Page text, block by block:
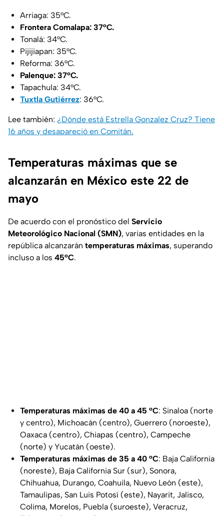
Arriaga: 35°C.
Frontera Comalapa: 37°C.
Tonalá: 34°C.
Pijijiapan: 35°C.
Reforma: 36°C.
Palenque: 37°C.
Tapachula: 34°C.
Tuxtla Gutiérrez: 36°C.
Lee también: ¿Dónde está Estrella Gonzalez Cruz? Tiene
16 años y desapareció en Comitán.
Temperaturas máximas que se
alcanzarán en México este 22 de
mayo
De acuerdo con el pronóstico del Servicio
Meteorológico Nacional (SMN), varias entidades en la
república alcanzarán temperaturas máximas, superando
incluso a los 45°C.
Temperaturas máximas de 40 a 45 °C: Sinaloa (norte
y centro), Michoacán (centro), Guerrero (noroeste),
Oaxaca (centro), Chiapas (centro), Campeche
(norte) y Yucatán (oeste).
Temperaturas máximas de 35 a 40 °C: Baja California
(noreste), Baja California Sur (sur), Sonora,
Chihuahua, Durango, Coahuila, Nuevo León (este),
Tamaulipas, San Luis Potosí (este), Nayarit, Jalisco,
Colima, Morelos, Puebla (suroeste), Veracruz,